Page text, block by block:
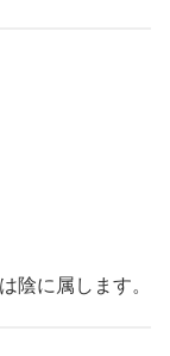
陰に属します。